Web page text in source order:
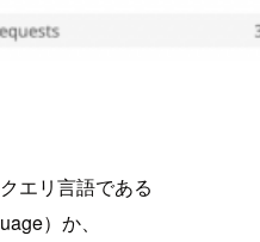
エリ言語である
）か、